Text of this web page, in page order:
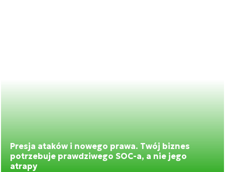
Presja ataków i nowego prawa. Twój biznes
potrzebuje prawdziwego SOC-a, a nie jego
atrapy